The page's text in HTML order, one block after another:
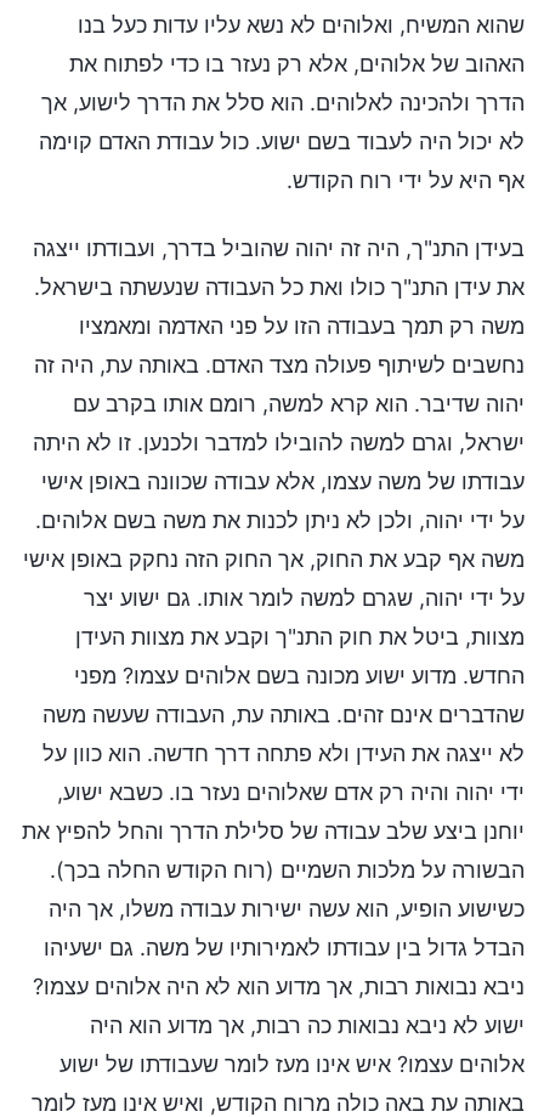
שהוא המשיח, ואלוהים לא נשא עליו עדות כעל בנו
האהוב של אלוהים, אלא רק נעזר בו כדי לפתוח את
הדרך ולהכינה לאלוהים. הוא סלל את הדרך לישוע, אך
לא יכול היה לעבוד בשם ישוע. כול עבודת האדם קוימה
אף היא על ידי רוח הקודש.
בעידן התנ"ך, היה זה יהוה שהוביל בדרך, ועבודתו ייצגה
את עידן התנ"ך כולו ואת כל העבודה שנעשתה בישראל.
משה רק תמך בעבודה הזו על פני האדמה ומאמציו
נחשבים לשיתוף פעולה מצד האדם. באותה עת, היה זה
יהוה שדיבר. הוא קרא למשה, רומם אותו בקרב עם
ישראל, וגרם למשה להובילו למדבר ולכנען. זו לא היתה
עבודתו של משה עצמו, אלא עבודה שכוונה באופן אישי
על ידי יהוה, ולכן לא ניתן לכנות את משה בשם אלוהים.
משה אף קבע את החוק, אך החוק הזה נחקק באופן אישי
על ידי יהוה, שגרם למשה לומר אותו. גם ישוע יצר
מצוות, ביטל את חוק התנ"ך וקבע את מצוות העידן
החדש. מדוע ישוע מכונה בשם אלוהים עצמו? מפני
שהדברים אינם זהים. באותה עת, העבודה שעשה משה
לא ייצגה את העידן ולא פתחה דרך חדשה. הוא כוון על
ידי יהוה והיה רק אדם שאלוהים נעזר בו. כשבא ישוע,
יוחנן ביצע שלב עבודה של סלילת הדרך והחל להפיץ את
הבשורה על מלכות השמיים (רוח הקודש החלה בכך).
כשישוע הופיע, הוא עשה ישירות עבודה משלו, אך היה
הבדל גדול בין עבודתו לאמירותיו של משה. גם ישעיהו
ניבא נבואות רבות, אך מדוע הוא לא היה אלוהים עצמו?
ישוע לא ניבא נבואות כה רבות, אך מדוע הוא היה
אלוהים עצמו? איש אינו מעז לומר שעבודתו של ישוע
באותה עת באה כולה מרוח הקודש, ואיש אינו מעז לומר